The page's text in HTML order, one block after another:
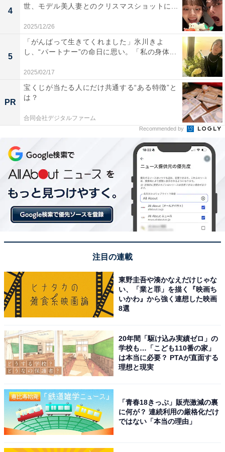
4
世、モデル美人妻とのクリスマスショットに...
2025/12/26
5
「がんばって生きてくれました」氷川きよ
し、“パートナー”の命日に思い。「私の身体...
2025/02/17
PR
宝くじが当たる人にだけ共通する“ある特徴”と
は？
合同会社デジタルファーム
Recommended by
注目の連載
東野圭吾や湊かなえだけじゃな
い、「業と罪」を描く『映画ち
いかわ』から強く連想した映画
8選
20年間「駆け込み実績ゼロ」の
学校も…「こども110番の家」
は本当に必要？ PTAが直面する
理想と現実
「青春18きっぷ」販売激減の裏
に何が？ 連続利用の厳格化だけ
ではない「本当の理由」